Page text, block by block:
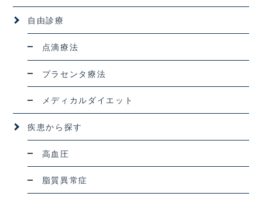
自由診療
点滴療法
プラセンタ療法
メディカルダイエット
疾患から探す
高血圧
脂質異常症